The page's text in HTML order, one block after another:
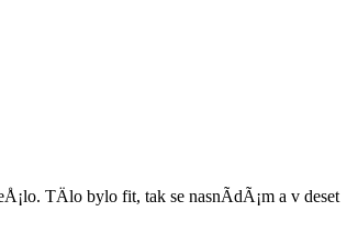
TÄlo bylo fit, tak se nasnÃ­dÃ¡m a v deset